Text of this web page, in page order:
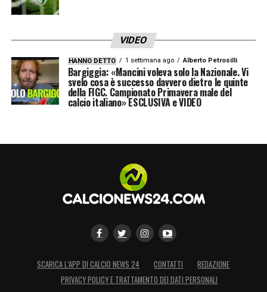
VIDEO
HANNO DETTO 1 settimana ago Alberto Petrosilli
Bargiggia: «Mancini voleva solo la Nazionale. Vi
svelo cosa è successo davvero dietro le quinte
della FIGC. Campionato Primavera male del
calcio italiano» ESCLUSIVA e VIDEO
SCARICA L’APP DI CALCIO NEWS 24 CONTATTI
REDAZIONE
PRIVACY POLICY E TRATTAMENTO DEI DATI PERSONALI